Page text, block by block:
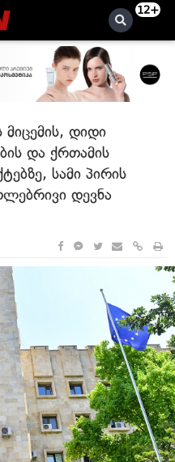
12+
დიდი
და ქრთამის
სამი პირის
დევნა